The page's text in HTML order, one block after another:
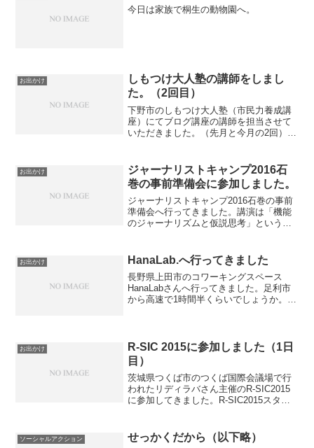
今日は家族で桐生の動物園へ。
お出かけ
しもつけ大人塾の講師をしまし
た。（2回目）
下野市のしもつけ大人塾（市民力養成講
座）にてブログ講座の講師を担当させて
いただきました。（先月と今月の2回）
にフォローすることはやっぱり大切だと
改めて思いました。 下...
お出かけ
ジャーナリストキャンプ2016石
巻の事前準備会に参加しました。
ジャーナリストキャンプ2016石巻の事前
準備会へ行ってきました。講演は「機能
のジャーナリズムと仮説思考」という題
結果「こんな記事が書けました」という
記事ではなく、仮説...
お出かけ HanaLab.へ行ってきました
長野県上田市のコワーキングスペース
HanaLabさんへ行ってきました。足利市
から高速で1時間半くらいでしょうか。意
お出かけ
R-SIC 2015に参加しました（1日
目）
茨城県つくば市のつくば国際会議場で行
われたリディラバさん主催のR-SIC2015
に参加してきました。R-SIC2015スター
(@jp_yamada)が投稿した写真 ...
ソーシャルアクション せっかくだから（以下略）